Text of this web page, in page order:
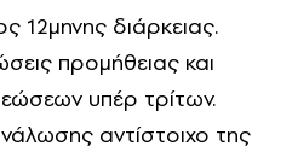
12μηνης διάρκειας.
προμήθειας και
υπέρ τρίτων.
αντίστοιχο της